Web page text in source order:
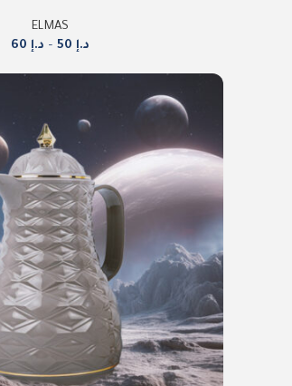
ELMAS
د.إ
– د.إ